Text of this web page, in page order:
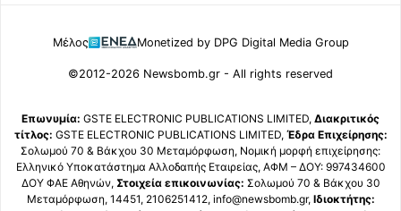
Μέλος Monetized by DPG Digital Media Group
©2012-2026 Newsbomb.gr - All rights reserved
Επωνυμία: GSTE ELECTRONIC PUBLICATIONS LIMITED, Διακριτικός
τίτλος: GSTE ELECTRONIC PUBLICATIONS LIMITED, Έδρα Επιχείρησης:
Σολωμού 70 & Βάκχου 30 Μεταμόρφωση, Νομική μορφή επιχείρησης:
Ελληνικό Υποκατάστημα Αλλοδαπής Εταιρείας, ΑΦΜ – ΔΟΥ: 997434600
ΔΟΥ ΦΑΕ Αθηνών, Στοιχεία επικοινωνίας: Σολωμού 70 & Βάκχου 30
Μεταμόρφωση, 14451, 2106251412, info@newsbomb.gr, Ιδιοκτήτης: